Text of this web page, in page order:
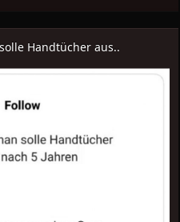
Handtücher aus..